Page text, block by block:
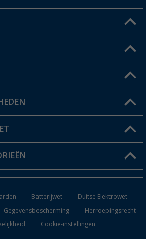
Batterijwet
Duitse Elektrowet
Gegevensbescherming
Herroepingsrecht
Cookie-instellingen